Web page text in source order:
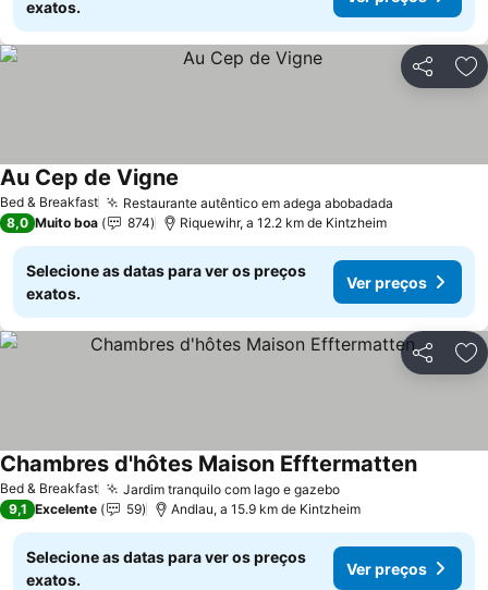
exatos.
Partilhar
Bed & Breakfast Restaurante autêntico em adega abobadada
Au Cep de Vigne
8,0 Muito boa 874 Riquewihr, a 12.2 km de Kintzheim
Selecione as datas para ver os preços
exatos.
Ver preços
Partilhar
Bed & Breakfast Jardim tranquilo com lago e gazebo
Chambres d'hôtes Maison Efftermatten
9,1 Excelente 59 Andlau, a 15.9 km de Kintzheim
Selecione as datas para ver os preços
exatos.
Ver preços